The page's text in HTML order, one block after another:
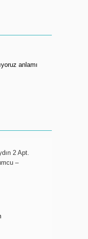
anlamı
2 Apt.
–